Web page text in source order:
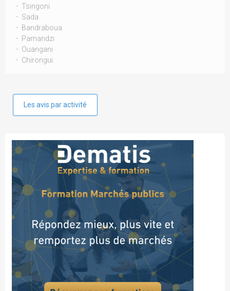
Tsingoni
Sada
Bandraboua
Pamandzi
Ouangani
Chirongui
Les avis par activité